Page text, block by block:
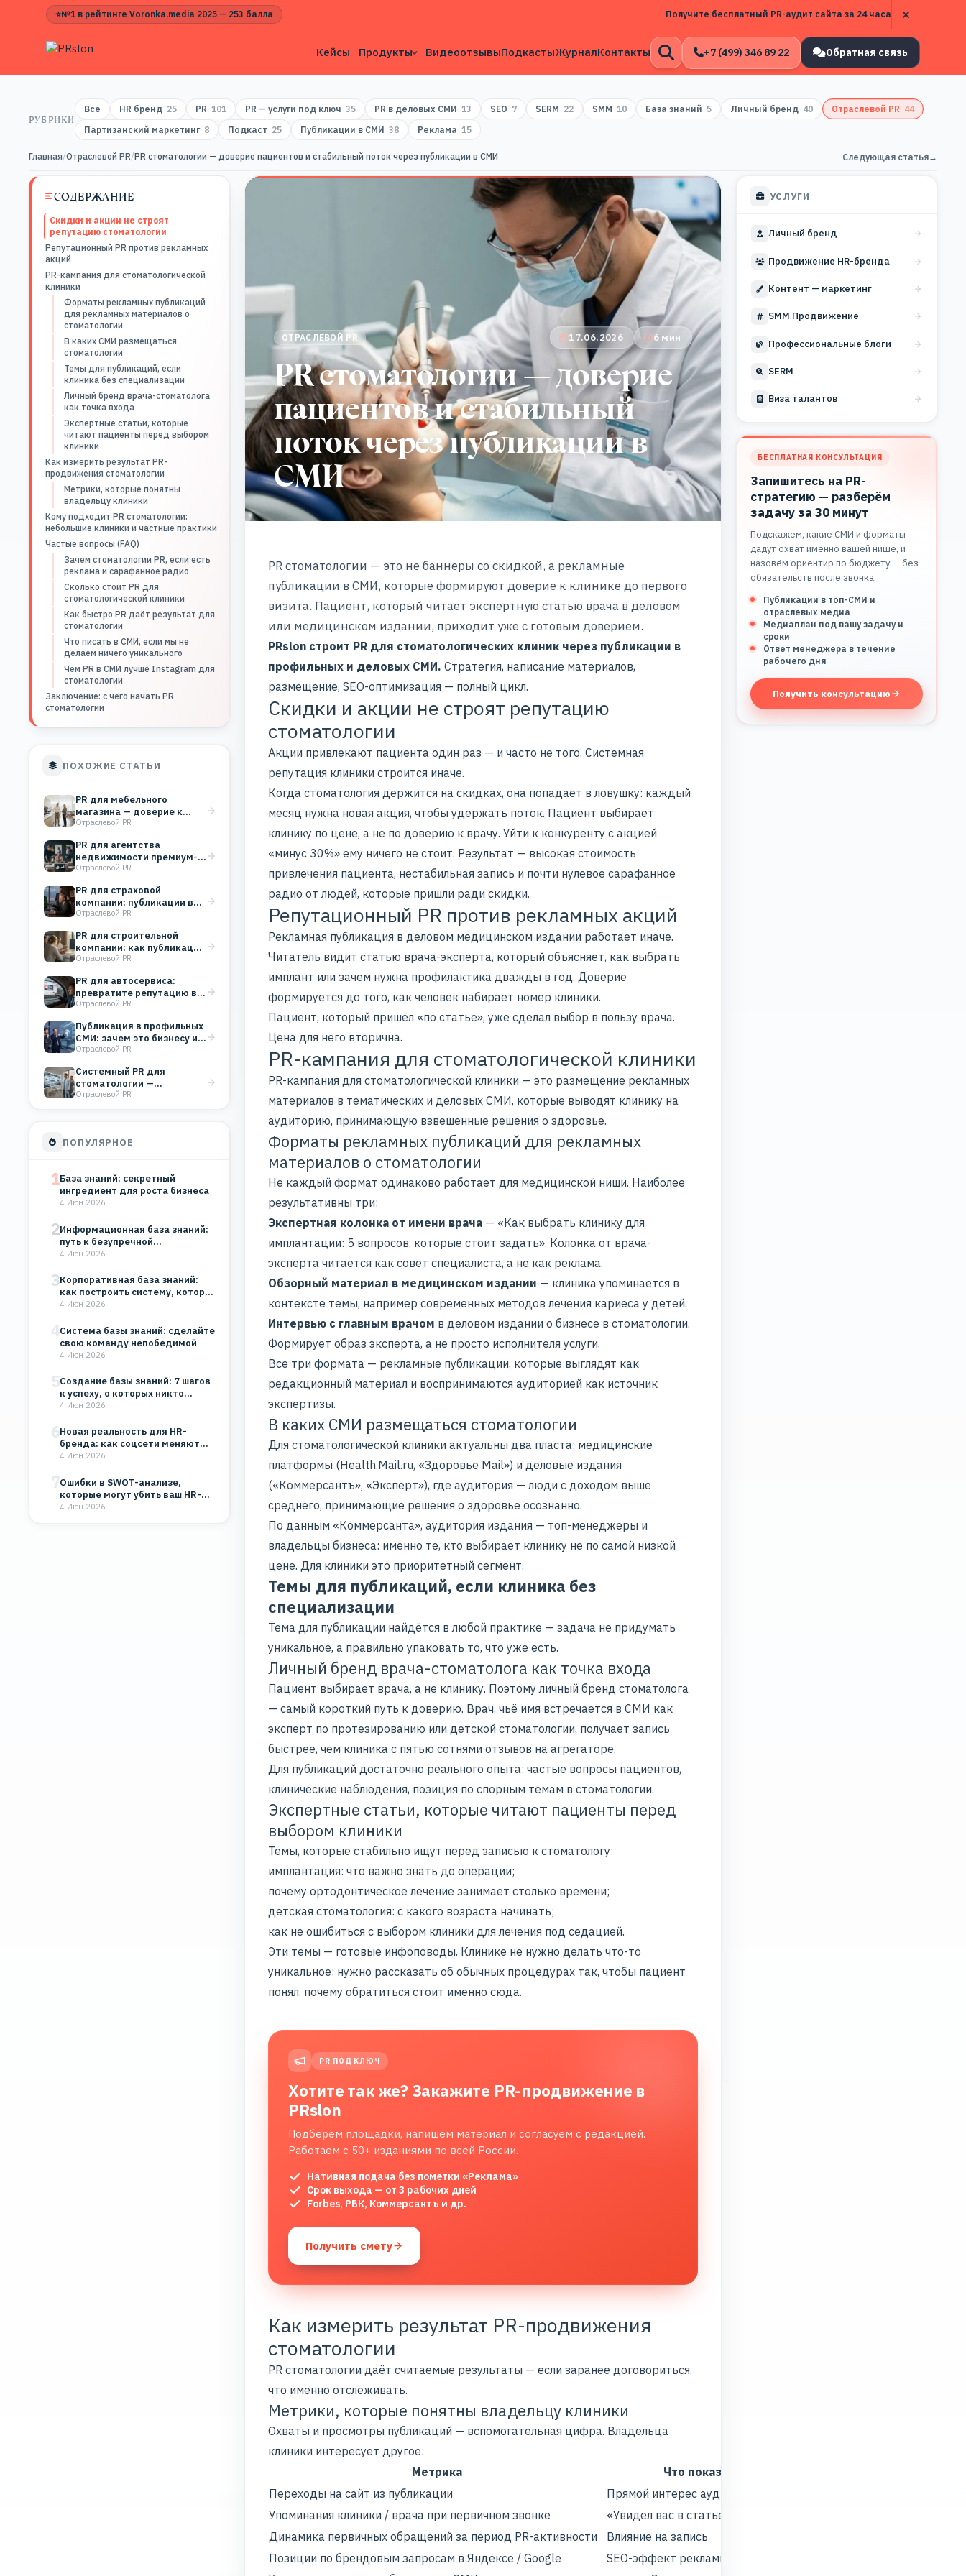
⭐№1 в рейтинге Voronka.media 2025 — 253 балла Получите бесплатный PR-аудит сайта за 24 часа
Кейсы Продукты ВидеоотзывыПодкастыЖурналКонтакты
Открыть
поиск
+7 (499) 346 89 22 Обратная связь
РУБРИКИ
Все HR бренд 25 PR 101 PR — услуги под ключ 35 PR в деловых СМИ 13 SEO 7 SERM 22 SMM 10 База знаний 5 Личный бренд 40 Отраслевой PR 44
Партизанский маркетинг 8 Подкаст 25 Публикации в СМИ 38 Реклама 15
Главная/Отраслевой PR/PR стоматологии — доверие пациентов и стабильный поток через публикации в СМИ Следующая статья→
СОДЕРЖАНИЕ
Скидки и акции не строят
репутацию стоматологии
Репутационный PR против рекламных
акций
PR-кампания для стоматологической
клиники
Форматы рекламных публикаций
для рекламных материалов о
стоматологии
В каких СМИ размещаться
стоматологии
Темы для публикаций, если
клиника без специализации
Личный бренд врача-стоматолога
как точка входа
Экспертные статьи, которые
читают пациенты перед выбором
клиники
Как измерить результат PR-
продвижения стоматологии
Метрики, которые понятны
владельцу клиники
Кому подходит PR стоматологии:
небольшие клиники и частные практики
Частые вопросы (FAQ)
Зачем стоматологии PR, если есть
реклама и сарафанное радио
Сколько стоит PR для
стоматологической клиники
Как быстро PR даёт результат для
стоматологии
Что писать в СМИ, если мы не
делаем ничего уникального
Чем PR в СМИ лучше Instagram для
стоматологии
Заключение: с чего начать PR
стоматологии
ПОХОЖИЕ СТАТЬИ
PR для мебельного
магазина — доверие к
бренду вместо
Отраслевой PR
PR для агентства
недвижимости премиум-
класса: работа со СМИ как
Отраслевой PR
PR для страховой
компании: публикации в
СМИ строят доверие и…
Отраслевой PR
PR для строительной
компании: как публикации
в СМИ укрепляют
Отраслевой PR
PR для автосервиса:
превратите репутацию в
поток клиентов
Отраслевой PR
Публикация в профильных
СМИ: зачем это бизнесу и
как выбрать…
Отраслевой PR
Системный PR для
стоматологии —
увеличение потока
Отраслевой PR
ПОПУЛЯРНОЕ
1База знаний: секретный
ингредиент для роста бизнеса
4 Июн 2026
2Информационная база знаний:
путь к безупречной
организации
4 Июн 2026
3Корпоративная база знаний:
как построить систему, которая
будет работать на…
4 Июн 2026
4Система базы знаний: сделайте
свою команду непобедимой
4 Июн 2026
5Создание базы знаний: 7 шагов
к успеху, о которых никто…
4 Июн 2026
6Новая реальность для HR-
бренда: как соцсети меняют
восприятие компании
4 Июн 2026
7Ошибки в SWOT-анализе,
которые могут убить ваш HR-
бренд и бизнес
4 Июн 2026
ОТРАСЛЕВОЙ PR 17.06.2026 6 мин
PR стоматологии — доверие
пациентов и стабильный
поток через публикации в
СМИ
PR стоматологии — это не баннеры со скидкой, а рекламные
публикации в СМИ, которые формируют доверие к клинике до первого
визита. Пациент, который читает экспертную статью врача в деловом
или медицинском издании, приходит уже с готовым доверием.
PRslon строит PR для стоматологических клиник через публикации в
профильных и деловых СМИ. Стратегия, написание материалов,
размещение, SEO-оптимизация — полный цикл.
Скидки и акции не строят репутацию
стоматологии
Акции привлекают пациента один раз — и часто не того. Системная
репутация клиники строится иначе.
Когда стоматология держится на скидках, она попадает в ловушку: каждый
месяц нужна новая акция, чтобы удержать поток. Пациент выбирает
клинику по цене, а не по доверию к врачу. Уйти к конкуренту с акцией
«минус 30%» ему ничего не стоит. Результат — высокая стоимость
привлечения пациента, нестабильная запись и почти нулевое сарафанное
радио от людей, которые пришли ради скидки.
Репутационный PR против рекламных акций
Рекламная публикация в деловом медицинском издании работает иначе.
Читатель видит статью врача-эксперта, который объясняет, как выбрать
имплант или зачем нужна профилактика дважды в год. Доверие
формируется до того, как человек набирает номер клиники.
Пациент, который пришёл «по статье», уже сделал выбор в пользу врача.
Цена для него вторична.
PR-кампания для стоматологической клиники
PR-кампания для стоматологической клиники — это размещение рекламных
материалов в тематических и деловых СМИ, которые выводят клинику на
аудиторию, принимающую взвешенные решения о здоровье.
Форматы рекламных публикаций для рекламных
материалов о стоматологии
Не каждый формат одинаково работает для медицинской ниши. Наиболее
результативны три:
Экспертная колонка от имени врача — «Как выбрать клинику для
имплантации: 5 вопросов, которые стоит задать». Колонка от врача-
эксперта читается как совет специалиста, а не как реклама.
Обзорный материал в медицинском издании — клиника упоминается в
контексте темы, например современных методов лечения кариеса у детей.
Интервью с главным врачом в деловом издании о бизнесе в стоматологии.
Формирует образ эксперта, а не просто исполнителя услуги.
Все три формата — рекламные публикации, которые выглядят как
редакционный материал и воспринимаются аудиторией как источник
экспертизы.
В каких СМИ размещаться стоматологии
Для стоматологической клиники актуальны два пласта: медицинские
платформы (Health.Mail.ru, «Здоровье Mail») и деловые издания
(«Коммерсантъ», «Эксперт»), где аудитория — люди с доходом выше
среднего, принимающие решения о здоровье осознанно.
По данным «Коммерсанта», аудитория издания — топ-менеджеры и
владельцы бизнеса: именно те, кто выбирает клинику не по самой низкой
цене. Для клиники это приоритетный сегмент.
Темы для публикаций, если клиника без
специализации
Тема для публикации найдётся в любой практике — задача не придумать
уникальное, а правильно упаковать то, что уже есть.
Личный бренд врача-стоматолога как точка входа
Пациент выбирает врача, а не клинику. Поэтому личный бренд стоматолога
— самый короткий путь к доверию. Врач, чьё имя встречается в СМИ как
эксперт по протезированию или детской стоматологии, получает запись
быстрее, чем клиника с пятью сотнями отзывов на агрегаторе.
Для публикаций достаточно реального опыта: частые вопросы пациентов,
клинические наблюдения, позиция по спорным темам в стоматологии.
Экспертные статьи, которые читают пациенты перед
выбором клиники
Темы, которые стабильно ищут перед записью к стоматологу:
имплантация: что важно знать до операции;
почему ортодонтическое лечение занимает столько времени;
детская стоматология: с какого возраста начинать;
как не ошибиться с выбором клиники для лечения под седацией.
Эти темы — готовые инфоповоды. Клинике не нужно делать что-то
уникальное: нужно рассказать об обычных процедурах так, чтобы пациент
понял, почему обратиться стоит именно сюда.
PR ПОД КЛЮЧ
Хотите так же? Закажите PR-продвижение в
PRslon
Подберём площадки, напишем материал и согласуем с редакцией.
Работаем с 50+ изданиями по всей России.
Нативная подача без пометки «Реклама»
Срок выхода — от 3 рабочих дней
Forbes, РБК, Коммерсантъ и др.
Получить смету
Как измерить результат PR-продвижения
стоматологии
PR стоматологии даёт считаемые результаты — если заранее договориться,
что именно отслеживать.
Метрики, которые понятны владельцу клиники
Охваты и просмотры публикаций — вспомогательная цифра. Владельца
клиники интересует другое:
Метрика
Что показывает
Переходы на сайт из публикации
Прямой интерес аудитории
Упоминания клиники / врача при первичном звонке
«Увидел вас в статье»
Динамика первичных обращений за период PR-активности
Влияние на запись
Позиции по брендовым запросам в Яндексе / Google
SEO-эффект рекламных публикаций
УСЛУГИ
Личный бренд
Продвижение HR-бренда
Контент — маркетинг
SMM Продвижение
Профессиональные блоги
SERM
Виза талантов
БЕСПЛАТНАЯ КОНСУЛЬТАЦИЯ
Запишитесь на PR-
стратегию — разберём
задачу за 30 минут
Подскажем, какие СМИ и форматы
дадут охват именно вашей нише, и
назовём ориентир по бюджету — без
обязательств после звонка.
Публикации в топ-СМИ и
отраслевых медиа
Медиаплан под вашу задачу и
сроки
Ответ менеджера в течение
рабочего дня
Получить консультацию